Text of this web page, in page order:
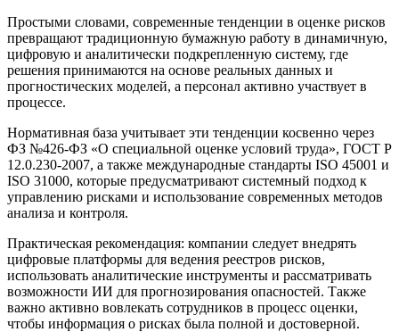
Простыми словами, современные тенденции в оценке рисков
превращают традиционную бумажную работу в динамичную,
цифровую и аналитически подкрепленную систему, где
решения принимаются на основе реальных данных и
прогностических моделей, а персонал активно участвует в
процессе.
Нормативная база учитывает эти тенденции косвенно через
ФЗ №426-ФЗ «О специальной оценке условий труда», ГОСТ Р
12.0.230-2007, а также международные стандарты ISO 45001 и
ISO 31000, которые предусматривают системный подход к
управлению рисками и использование современных методов
анализа и контроля.
Практическая рекомендация: компании следует внедрять
цифровые платформы для ведения реестров рисков,
использовать аналитические инструменты и рассматривать
возможности ИИ для прогнозирования опасностей. Также
важно активно вовлекать сотрудников в процесс оценки,
чтобы информация о рисках была полной и достоверной.